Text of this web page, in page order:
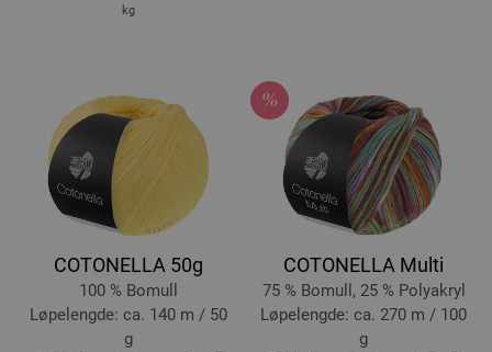
kg
COTONELLA 50g
100 % Bomull
Løpelengde: ca. 140 m / 50
g
COTONELLA Multi
75 % Bomull, 25 % Polyakryl
Løpelengde: ca. 270 m / 100
g